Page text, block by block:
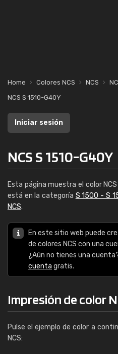
Home Colores NCS NCS
NCS S 1510-G40Y
Iniciar sesión
NCS S 1510-G40Y
Esta página muestra el color NCS
está en la categoría S 1500 - S
NCS.
En este sitio web puede
de colores NCS con una
¿Aún no tienes una
cuenta gratis.
Impresión de color
Pulse el ejemplo de color a
NCS: